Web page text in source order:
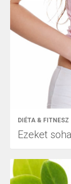
DIÉTA & FITNESZ
Ezeket